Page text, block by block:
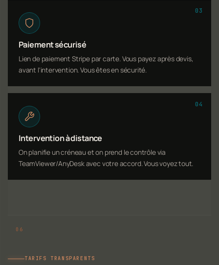
03
Paiement sécurisé
Lien de paiement Stripe par carte. Vous payez après devis,
avant l'intervention. Vous êtes en sécurité.
04
Intervention à distance
On planifie un créneau et on prend le contrôle via
TeamViewer/AnyDesk avec votre accord. Vous voyez tout.
TARIFS TRANSPARENTS